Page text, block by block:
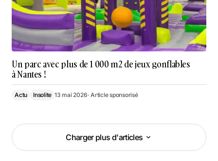
Un parc avec plus de 1 000 m2 de jeux gonflables
à Nantes !
Actu Insolite 13 mai 2026· Article sponsorisé
Charger plus d'articles
Charger plus d'articles